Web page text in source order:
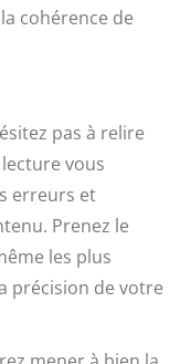
cohérence de
pas à relire
vous
erreurs et
Prenez le
les plus
précision de votre